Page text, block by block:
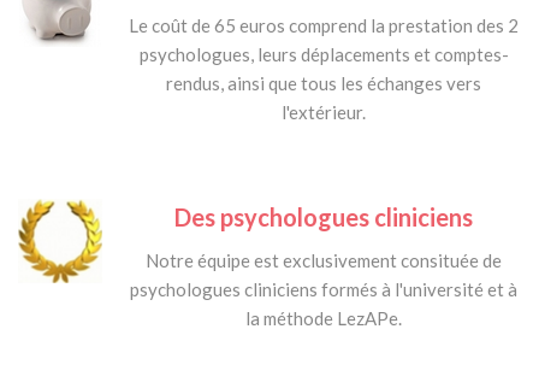
Le coût de 65 euros comprend la prestation des 2
psychologues, leurs déplacements et comptes-
rendus, ainsi que tous les échanges vers
l'extérieur.
Des psychologues cliniciens
Notre équipe est exclusivement consituée de
psychologues cliniciens formés à l'université et à
la méthode LezAPe.